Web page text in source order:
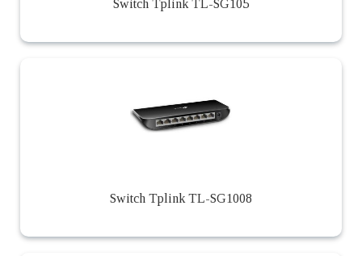
Switch Tplink TL-SG105
Switch Tplink TL-SG1008